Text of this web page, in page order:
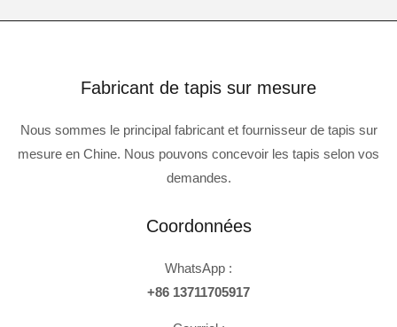
Fabricant de tapis sur mesure
Nous sommes le principal fabricant et fournisseur de tapis sur
mesure en Chine. Nous pouvons concevoir les tapis selon vos
demandes.
Coordonnées
WhatsApp :
+86 13711705917